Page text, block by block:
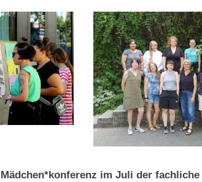
im Juli der